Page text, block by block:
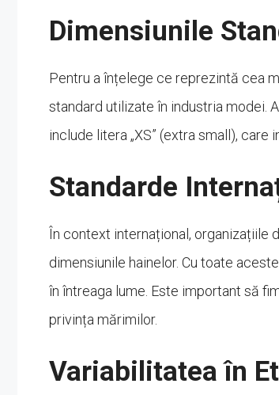
Dimensiunile
Pentru a înțelege ce reprezintă cea
standard utilizate în industria modei.
include litera „XS” (extra small),
Standarde
În context internațional, organizațiile
dimensiunile hainelor. Cu toate
în întreaga lume. Este important să
privința mărimilor.
Variabilitatea în